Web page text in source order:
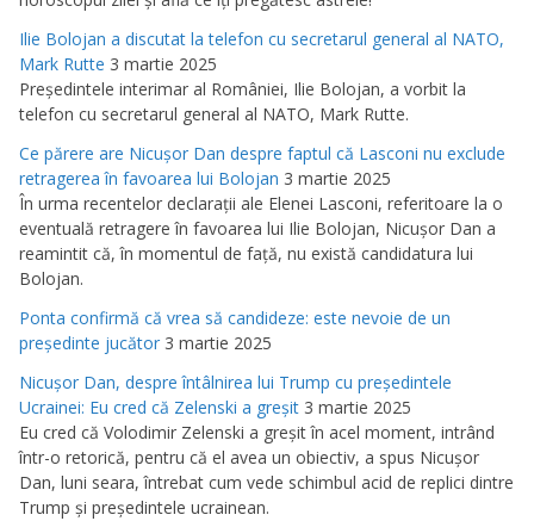
Ilie Bolojan a discutat la telefon cu secretarul general al NATO,
Mark Rutte 3 martie 2025
Preşedintele interimar al României, Ilie Bolojan, a vorbit la
telefon cu secretarul general al NATO, Mark Rutte.
Ce părere are Nicuşor Dan despre faptul că Lasconi nu exclude
retragerea în favoarea lui Bolojan 3 martie 2025
În urma recentelor declaraţii ale Elenei Lasconi, referitoare la o
eventuală retragere în favoarea lui Ilie Bolojan, Nicuşor Dan a
reamintit că, în momentul de faţă, nu există candidatura lui
Bolojan.
Ponta confirmă că vrea să candideze: este nevoie de un
preşedinte jucător 3 martie 2025
Nicuşor Dan, despre întâlnirea lui Trump cu preşedintele
Ucrainei: Eu cred că Zelenski a greşit 3 martie 2025
Eu cred că Volodimir Zelenski a greşit în acel moment, intrând
într-o retorică, pentru că el avea un obiectiv, a spus Nicuşor
Dan, luni seara, întrebat cum vede schimbul acid de replici dintre
Trump şi preşedintele ucrainean.